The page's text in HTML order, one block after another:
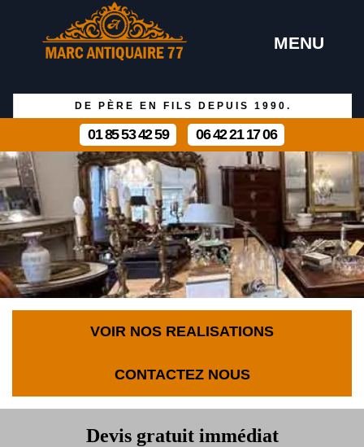
MENU
DE PÈRE EN FILS DEPUIS 1990.
01 85 53 42 59 06 42 21 17 06
VOIR NOS REALISATIONS
CONTACTEZ NOUS
Devis gratuit immédiat